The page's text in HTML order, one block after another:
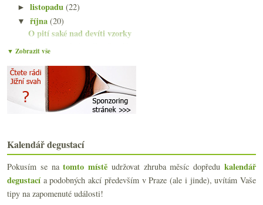
►listopadu(22)
▼října(20)
O pití saké nad devíti vzorky
Bordeaux plné spáleného dřeva
Výsledky ankety „Recyklujete vinné lahve?“
Válka klonů aneb jméno odrůdy nestačí
Japonské lázeňské městečko a „dietní“ večeře
Tři fajn červená a podzimní menu
Úvod do saké III. – Historie ve zkratce
Něco veltlínu s lepenicí a poznámky z Wachau
Bílý Montus, Sonoma Pinot a krásný Ryzlink
Výsledky ankety „Saké?“
▼ Zobrazit vše
Kalendář degustací
Pokusím se natomto místě udržovat zhruba měsíc dopředukalendář
degustacía podobných akcí především v Praze (ale i jinde), uvítám Vaše
tipy na zapomenuté události!